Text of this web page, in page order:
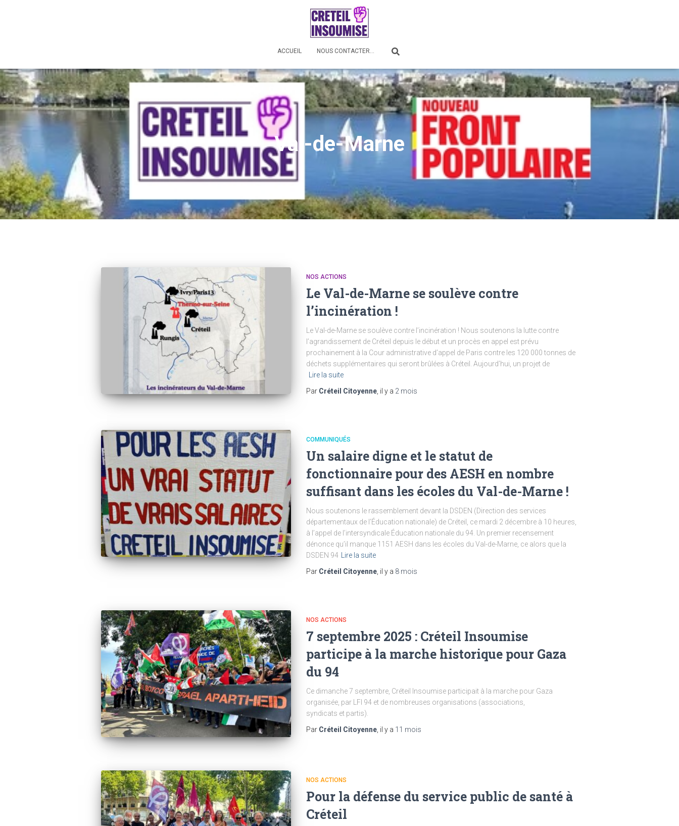
ACCUEIL NOUS CONTACTER…
Val-de-Marne
NOS ACTIONS
Le Val-de-Marne se soulève contre
l’incinération !
Le Val-de-Marne se soulève contre l’incinération ! Nous soutenons la lutte contre
l’agrandissement de Créteil depuis le début et un procès en appel est prévu
prochainement à la Cour administrative d’appel de Paris contre les 120 000 tonnes de
déchets supplémentaires qui seront brûlées à Créteil. Aujourd’hui, un projet de
Lire la suite
Par Créteil Citoyenne, il y a 2 mois
COMMUNIQUÉS
Un salaire digne et le statut de
fonctionnaire pour des AESH en nombre
suffisant dans les écoles du Val-de-Marne !
Nous soutenons le rassemblement devant la DSDEN (Direction des services
départementaux de l’Éducation nationale) de Créteil, ce mardi 2 décembre à 10 heures,
à l’appel de l’intersyndicale Éducation nationale du 94. Un premier recensement
dénonce qu’il manque 1151 AESH dans les écoles du Val-de-Marne, ce alors que la
DSDEN 94
Lire la suite
Par Créteil Citoyenne, il y a 8 mois
NOS ACTIONS
7 septembre 2025 : Créteil Insoumise
participe à la marche historique pour Gaza
du 94
Ce dimanche 7 septembre, Créteil Insoumise participait à la marche pour Gaza
organisée, par LFI 94 et de nombreuses organisations (associations,
syndicats et partis).
Par Créteil Citoyenne, il y a 11 mois
NOS ACTIONS
Pour la défense du service public de santé à
Créteil